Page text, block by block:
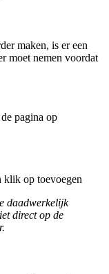
maken, is er een
moet nemen voordat
pagina op
klik op toevoegen
daadwerkelijk
direct op de